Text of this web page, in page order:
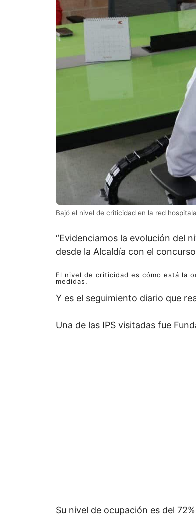
Bajó el nivel de criticidad en la red
“Evidenciamos la evolución del
desde la Alcaldía con el
El nivel de criticidad es cómo está la
medidas.
Y es el seguimiento diario que
Una de las IPS visitadas fue
Su nivel de ocupación es del